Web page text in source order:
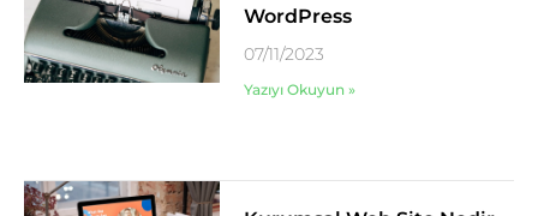
WordPress
07/11/2023
Yazıyı Okuyun »